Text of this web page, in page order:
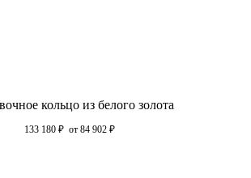
кольцо из белого золота
133 180 ₽ от 84 902 ₽